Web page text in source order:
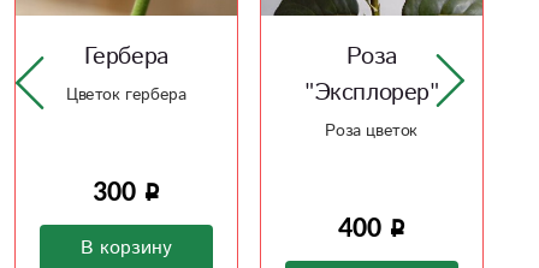
Гербера
Цветок гербера
300
В корзину
Роза
"Эксплорер"
Роза цветок
400